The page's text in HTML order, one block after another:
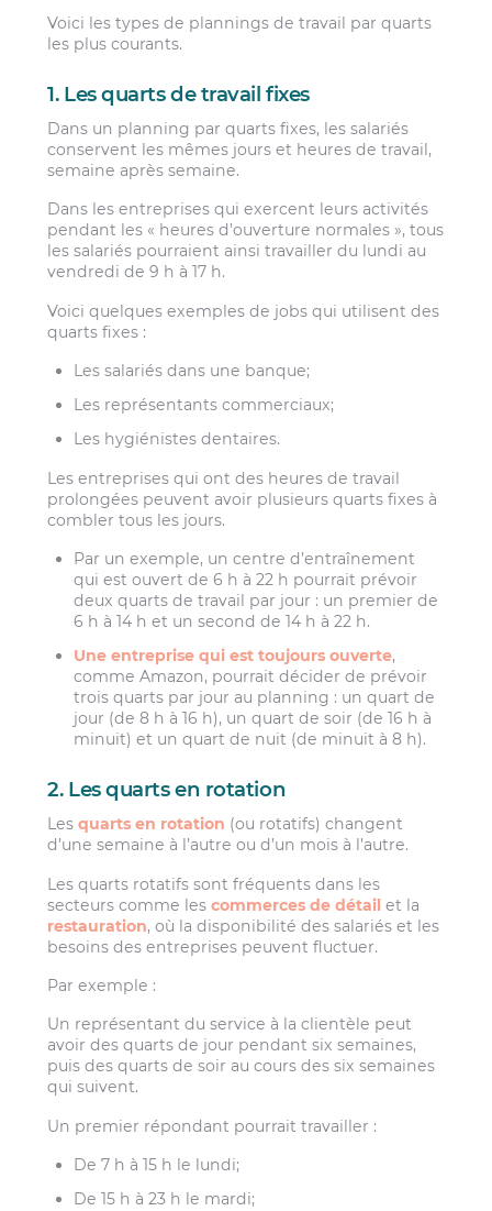
Voici les types de plannings de travail par quarts
les plus courants.
1. Les quarts de travail fixes
Dans un planning par quarts fixes, les salariés
conservent les mêmes jours et heures de travail,
semaine après semaine.
Dans les entreprises qui exercent leurs activités
pendant les « heures d’ouverture normales », tous
les salariés pourraient ainsi travailler du lundi au
vendredi de 9 h à 17 h.
Voici quelques exemples de jobs qui utilisent des
quarts fixes :
Les salariés dans une banque;
Les représentants commerciaux;
Les hygiénistes dentaires.
Les entreprises qui ont des heures de travail
prolongées peuvent avoir plusieurs quarts fixes à
combler tous les jours.
Par un exemple, un centre d’entraînement
qui est ouvert de 6 h à 22 h pourrait prévoir
deux quarts de travail par jour : un premier de
6 h à 14 h et un second de 14 h à 22 h.
Une entreprise qui est toujours ouverte,
comme Amazon, pourrait décider de prévoir
trois quarts par jour au planning : un quart de
jour (de 8 h à 16 h), un quart de soir (de 16 h à
minuit) et un quart de nuit (de minuit à 8 h).
2. Les quarts en rotation
Lesquarts en rotation (ou rotatifs) changent
d’une semaine à l’autre ou d’un mois à l’autre.
Les quarts rotatifs sont fréquents dans les
secteurs comme lescommerces de détail et la
restauration, où la disponibilité des salariés et les
besoins des entreprises peuvent fluctuer.
Par exemple :
Un représentant du service à la clientèle peut
avoir des quarts de jour pendant six semaines,
puis des quarts de soir au cours des six semaines
qui suivent.
Un premier répondant pourrait travailler :
De 7 h à 15 h le lundi;
De 15 h à 23 h le mardi;